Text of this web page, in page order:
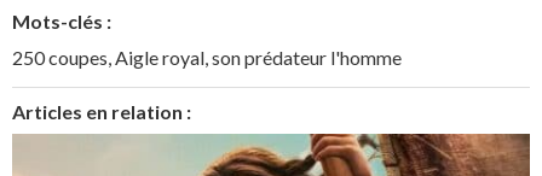
Mots-clés :
250 coupes Aigle royal son prédateur l'homme
Articles en relation :